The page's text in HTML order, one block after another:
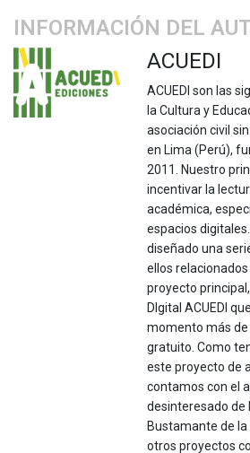
INFORMACIÓN DEL
ACUEDI
ACUEDI son las
la Cultura y
asociación civil
en Lima (Perú),
2011. Nuestro
incentivar la
académica,
espacios
diseñado una
ellos
proyecto
DIgital ACUEDI
momento más
gratuito. Como
este proyecto de
contamos con el
desinteresado de
Bustamante de
otros proyectos